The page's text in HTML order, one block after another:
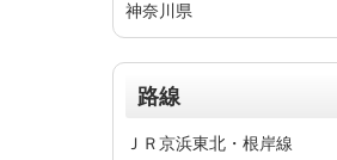
神奈川県
路線
ＪＲ京浜東北・根岸線